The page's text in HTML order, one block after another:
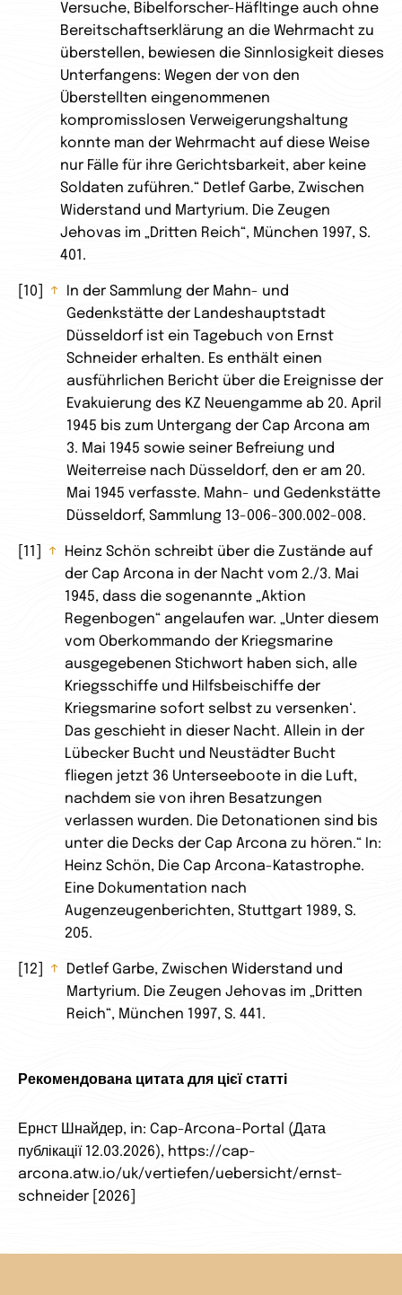
Versuche, Bibelforscher-Häfltinge auch ohne
Bereitschaftserklärung an die Wehrmacht zu
überstellen, bewiesen die Sinnlosigkeit dieses
Unterfangens: Wegen der von den
Überstellten eingenommenen
kompromisslosen Verweigerungshaltung
konnte man der Wehrmacht auf diese Weise
nur Fälle für ihre Gerichtsbarkeit, aber keine
Soldaten zuführen.“ Detlef Garbe, Zwischen
Widerstand und Martyrium. Die Zeugen
Jehovas im „Dritten Reich“, München 1997, S.
401.
10 ↑
In der Sammlung der Mahn- und
Gedenkstätte der Landeshauptstadt
Düsseldorf ist ein Tagebuch von Ernst
Schneider erhalten. Es enthält einen
ausführlichen Bericht über die Ereignisse der
Evakuierung des KZ Neuengamme ab 20. April
1945 bis zum Untergang der Cap Arcona am
3. Mai 1945 sowie seiner Befreiung und
Weiterreise nach Düsseldorf, den er am 20.
Mai 1945 verfasste. Mahn- und Gedenkstätte
Düsseldorf, Sammlung 13-006-300.002-008.
11 ↑
Heinz Schön schreibt über die Zustände auf
der Cap Arcona in der Nacht vom 2./3. Mai
1945, dass die sogenannte „Aktion
Regenbogen“ angelaufen war. „Unter diesem
vom Oberkommando der Kriegsmarine
ausgegebenen Stichwort haben sich, alle
Kriegsschiffe und Hilfsbeischiffe der
Kriegsmarine sofort selbst zu versenken‘.
Das geschieht in dieser Nacht. Allein in der
Lübecker Bucht und Neustädter Bucht
fliegen jetzt 36 Unterseeboote in die Luft,
nachdem sie von ihren Besatzungen
verlassen wurden. Die Detonationen sind bis
unter die Decks der Cap Arcona zu hören.“ In:
Heinz Schön, Die Cap Arcona-Katastrophe.
Eine Dokumentation nach
Augenzeugenberichten, Stuttgart 1989, S.
205.
12 ↑
Detlef Garbe, Zwischen Widerstand und
Martyrium. Die Zeugen Jehovas im „Dritten
Reich“, München 1997, S. 441.
Рекомендована цитата для цієї статті
Ернст Шнайдер, in: Cap-Arcona-Portal (Дата
публікації 12.03.2026), https://cap-
arcona.atw.io/uk/vertiefen/uebersicht/ernst-
schneider [2026]